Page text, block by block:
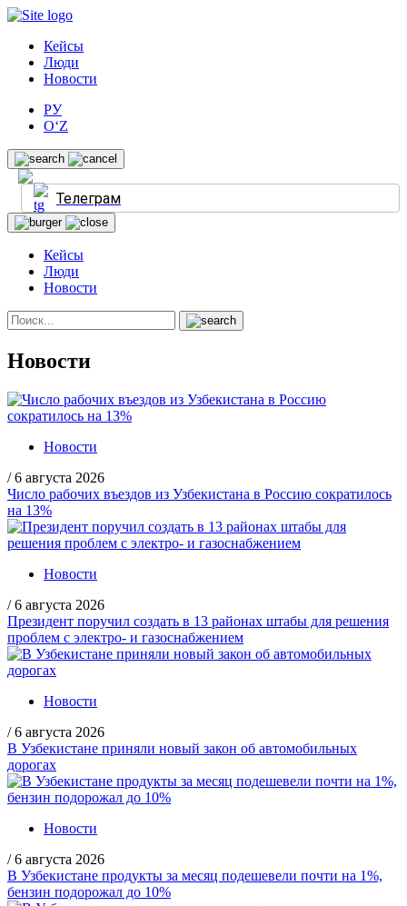
Кейсы
Люди
Новости
РУ
O‘Z
Телеграм
Кейсы
Люди
Новости
Новости
Новости
/ 6 августа 2026
Число рабочих въездов из Узбекистана в Россию сократилось
на 13%
Новости
/ 6 августа 2026
Президент поручил создать в 13 районах штабы для решения
проблем с электро- и газоснабжением
Новости
/ 6 августа 2026
В Узбекистане приняли новый закон об автомобильных
дорогах
Новости
/ 6 августа 2026
В Узбекистане продукты за месяц подешевели почти на 1%,
бензин подорожал до 10%